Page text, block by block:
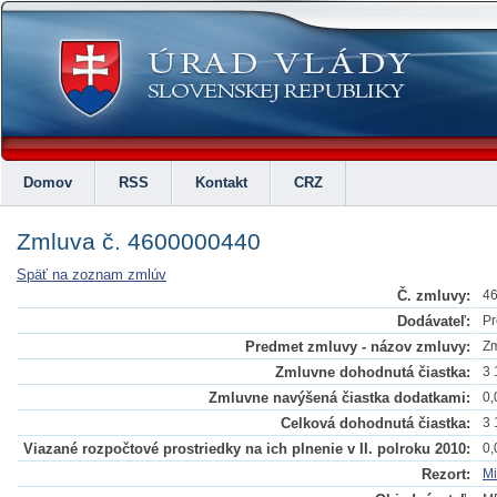
Domov RSS Kontakt CRZ
Zmluva č. 4600000440
Späť na zoznam zmlúv
Č. zmluvy:
Dodávateľ:
Predmet zmluvy - názov zmluvy:
Zmluvne dohodnutá čiastka: 3
Zmluvne navýšená čiastka dodatkami:
Celková dohodnutá čiastka: 3
Viazané rozpočtové prostriedky na ich plnenie v II. polroku 2010:
Rezort: